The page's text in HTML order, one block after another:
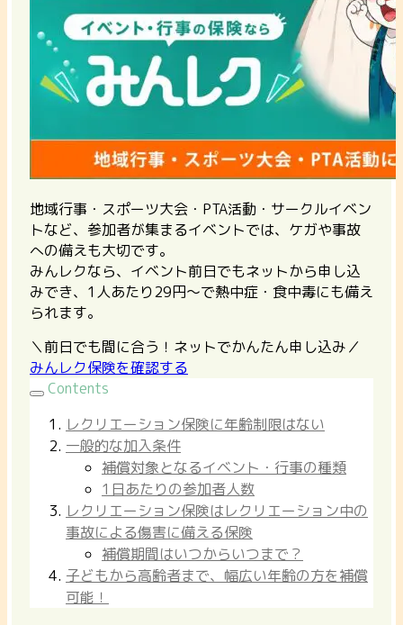
地域行事・スポーツ大会・PTA活動・サークルイベン
トなど、参加者が集まるイベントでは、ケガや事故
への備えも大切です。
みんレクなら、イベント前日でもネットから申し込
みでき、1人あたり29円〜で熱中症・食中毒にも備え
られます。
＼前日でも間に合う！ネットでかんたん申し込み／
みんレク保険を確認する
Contents
レクリエーション保険に年齢制限はない
一般的な加入条件
補償対象となるイベント・行事の種類
1日あたりの参加者人数
レクリエーション保険はレクリエーション中の
事故による傷害に備える保険
補償期間はいつからいつまで？
子どもから高齢者まで、幅広い年齢の方を補償
可能！